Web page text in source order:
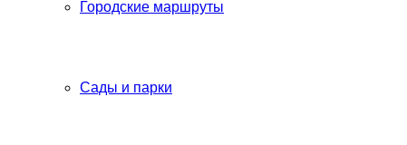
Городские маршруты
Сады и парки